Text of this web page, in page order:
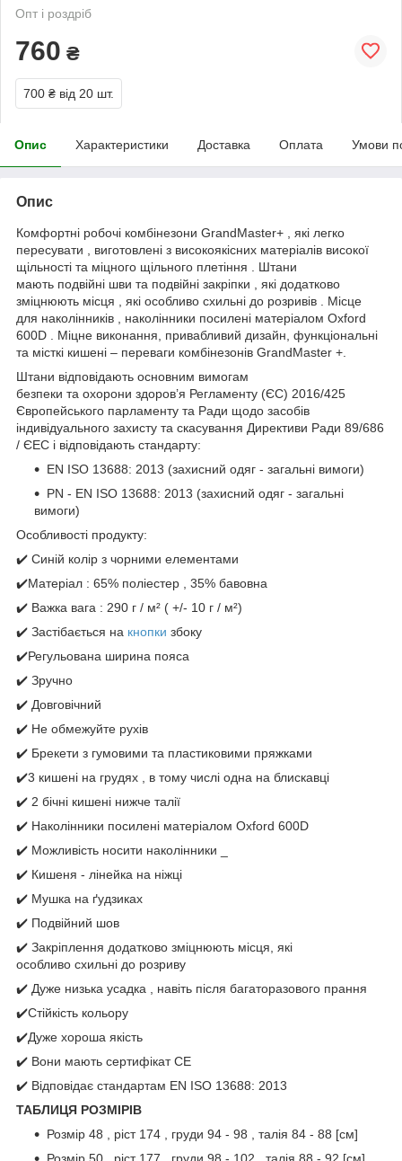
Опт і роздріб
760 ₴
700 ₴ від 20 шт.
Опис Характеристики Доставка Оплата Умови
Опис
Комфортні робочі комбінезони GrandMaster+ , які легко
пересувати , виготовлені з високоякісних матеріалів високої
щільності та міцного щільного плетіння . Штани
мають подвійні шви та подвійні закріпки , які додатково
зміцнюють місця , які особливо схильні до розривів . Місце
для наколінників , наколінники посилені матеріалом Oxford
600D . Міцне виконання, привабливий дизайн, функціональні
та місткі кишені – переваги комбінезонів GrandMaster +.
Штани відповідають основним вимогам
безпеки та охорони здоров’я Регламенту (ЄС) 2016/425
Європейського парламенту та Ради щодо засобів
індивідуального захисту та скасування Директиви Ради 89/686
/ ЄЕС і відповідають стандарту:
EN ISO 13688: 2013 (захисний одяг - загальні вимоги)
PN - EN ISO 13688: 2013 (захисний одяг - загальні
вимоги)
Особливості продукту:
✔️ Синій колір з чорними елементами
✔️Матеріал : 65% поліестер , 35% бавовна
✔️ Важка вага : 290 г / м² ( +/- 10 г / м²)
✔️ Застібається на кнопки збоку
✔️Регульована ширина пояса
✔️ Зручно
✔️ Довговічний
✔️ Не обмежуйте рухів
✔️ Брекети з гумовими та пластиковими пряжками
✔️3 кишені на грудях , в тому числі одна на блискавці
✔️ 2 бічні кишені нижче талії
✔️ Наколінники посилені матеріалом Oxford 600D
✔️ Можливість носити наколінники _
✔️ Кишеня - лінейка на ніжці
✔️ Мушка на ґудзиках
✔️ Подвійний шов
✔️ Закріплення додатково зміцнюють місця, які
особливо схильні до розриву
✔️ Дуже низька усадка , навіть після багаторазового прання
✔️Стійкість кольору
✔️Дуже хороша якість
✔️ Вони мають сертифікат CE
✔️ Відповідає стандартам EN ISO 13688: 2013
ТАБЛИЦЯ РОЗМІРІВ
Розмір 48 , ріст 174 , груди 94 - 98 , талія 84 - 88 [см]
Розмір 50 , ріст 177 , груди 98 - 102 , талія 88 - 92 [см]